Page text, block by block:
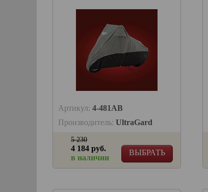
Артикул: 4-481AB
Производитель: UltraGard
ВЫБРАТЬ
5 230
4 184 руб.
в наличии